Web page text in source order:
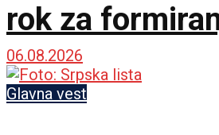
rok za
ističe sutra u
06.08.2026
Glavna vest